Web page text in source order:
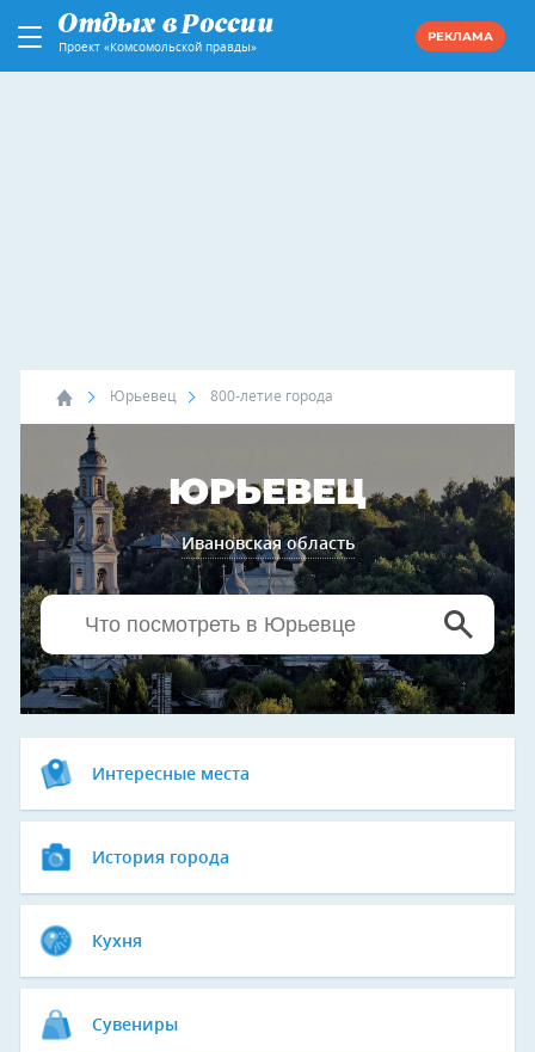
Проект «Комсомольской правды»
РЕКЛАМА
Юрьевец 800-летие города
ЮРЬЕВЕЦ
Ивановская область
Интересные места
История города
Кухня
Сувениры